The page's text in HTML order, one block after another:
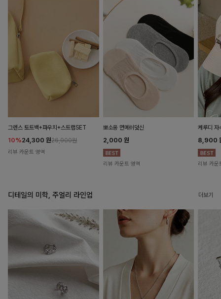
그렌스 토트백+파우치+스트랩SET
10%24,300 원26,900원
리뷰 카운트 영역
뽀소옹 면메쉬덧신
2,000 원
리뷰 카운트 영역
케루디 자
8,900
리뷰 카운
디테일의 미학, 주얼리 라인업 더보기